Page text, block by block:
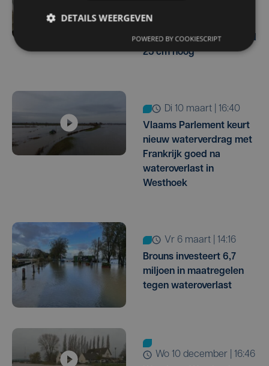
volledig ondergelopen na
onweer: "Het water stond
25 cm hoog"
di 10 maart | 16:40
Vlaams Parlement keurt
nieuw waterverdrag met
Frankrijk goed na
wateroverlast in
Westhoek
vr 6 maart | 14:16
Brouns investeert 6,7
miljoen in maatregelen
tegen wateroverlast
wo 10 december | 16:46
DETAILS WEERGEVEN
POWERED BY COOKIESCRIPT